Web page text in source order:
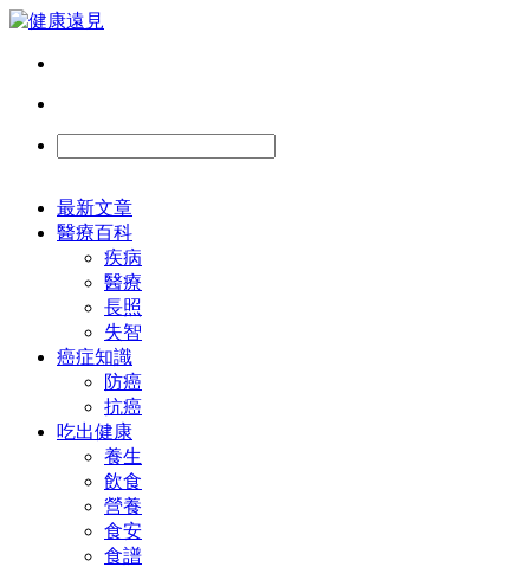
最新文章
醫療百科
疾病
醫療
長照
失智
癌症知識
防癌
抗癌
吃出健康
養生
飲食
營養
食安
食譜